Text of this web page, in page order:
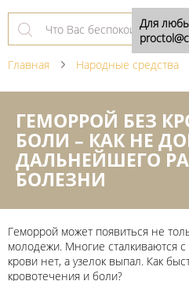
Главная Народные средства
ГЕМОРРОЙ БЕЗ
БОЛИ – КАК НЕ
ДАЛЬНЕЙШЕГО
БОЛЕЗНИ
Геморрой может появиться не
молодежи. Многие сталкиваются с
крови нет, а узелок выпал. Как
кровотечения и боли?
Для